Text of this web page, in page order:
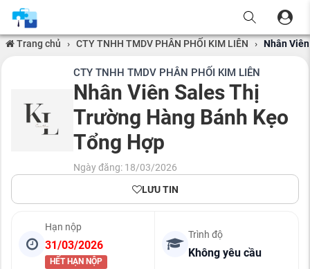
Trang chủ › CTY TNHH TMDV PHÂN PHỐI KIM LIÊN › Nhân
CTY TNHH TMDV PHÂN PHỐI KIM LIÊN
Nhân Viên Sales Thị
Trường Hàng Bánh Kẹo
Tổng Hợp
Ngày đăng: 18/03/2026
LƯU TIN
Hạn nộp
31/03/2026
HẾT HẠN NỘP
Trình độ
Không yêu cầu